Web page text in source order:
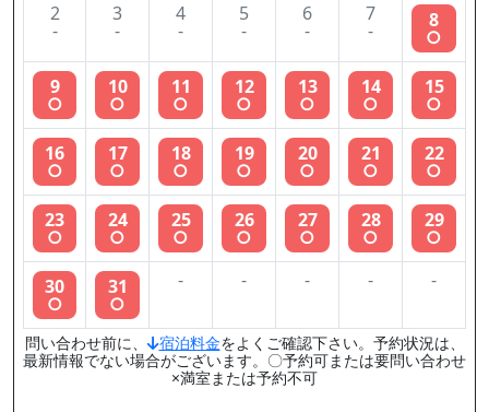
2
-
3
-
4
-
5
-
6
-
7
- 8
○
9
○
10
○
11
○
12
○
13
○
14
○
15
○
16
○
17
○
18
○
19
○
20
○
21
○
22
○
23
○
24
○
25
○
26
○
27
○
28
○
29
○
30
○
31
○
- - - - -
問い合わせ前に、 宿泊料金をよくご確認下さい。予約状況は、
最新情報でない場合がございます。〇予約可または要問い合わせ
×満室または予約不可